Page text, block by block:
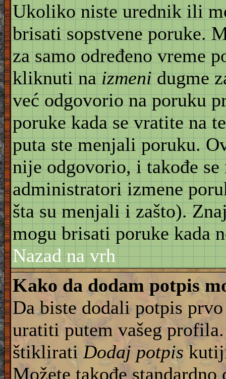
Ukoliko niste urednik ili
brisati sopstvene poruke.
za samo određeno vreme
kliknuti naizmenidugme
već odgovorio na poruku
poruke kada se vratite na
puta ste menjali poruku.
nije odgovorio, i takođe
administratori izmene
šta su menjali i zašto).
mogu brisati poruke kada
Nazad na vrh
Kako da dodam potpis
Da biste dodali potpis
uratiti putem vašeg
štiklirati Dodaj potpis
Možete takođe